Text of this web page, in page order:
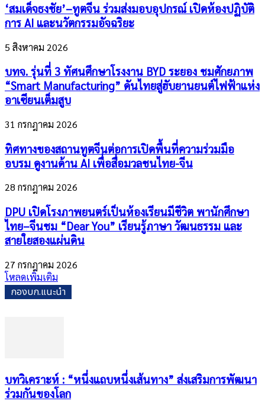
‘สมเด็จธงชัย’–ทูตจีน ร่วมส่งมอบอุปกรณ์ เปิดห้องปฏิบัติ
การ AI และนวัตกรรมอัจฉริยะ
5 สิงหาคม 2026
บทจ. รุ่นที่ 3 ทัศนศึกษาโรงงาน BYD ระยอง ชมศักยภาพ
“Smart Manufacturing” ดันไทยสู่ฮับยานยนต์ไฟฟ้าแห่ง
อาเซียนเต็มสูบ
31 กรกฎาคม 2026
ทิศทางของสถานทูตจีนต่อการเปิดพื้นที่ความร่วมมือ
อบรม ดูงานด้าน AI เพื่อสื่อมวลชนไทย-จีน
28 กรกฎาคม 2026
DPU เปิดโรงภาพยนตร์เป็นห้องเรียนมีชีวิต พานักศึกษา
ไทย–จีนชม “Dear You” เรียนรู้ภาษา วัฒนธรรม และ
สายใยสองแผ่นดิน
27 กรกฎาคม 2026
โหลดเพิ่มเติม
กองบก.แนะนำ
บทวิเคราะห์ : “หนึ่งแถบหนึ่งเส้นทาง” ส่งเสริมการพัฒนา
ร่วมกันของโลก